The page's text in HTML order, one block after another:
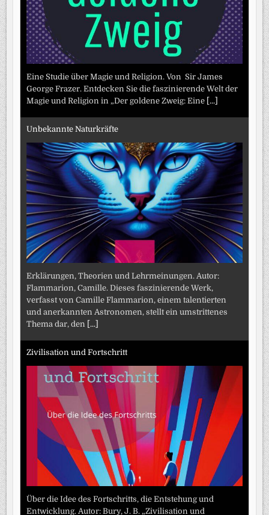
Eine Studie über Magie und Religion. Von Sir James
George Frazer. Entdecken Sie die faszinierende Welt der
Magie und Religion in „Der goldene Zweig: Eine [...]
Unbekannte Naturkräfte
Erklärungen, Theorien und Lehrmeinungen. Autor:
Flammarion, Camille. Dieses faszinierende Werk,
verfasst von Camille Flammarion, einem talentierten
und anerkannten Astronomen, stellt ein umstrittenes
Thema dar, den [...]
Zivilisation und Fortschritt
Über die Idee des Fortschritts, die Entstehung und
Entwicklung. Autor: Bury, J. B. „Zivilisation und